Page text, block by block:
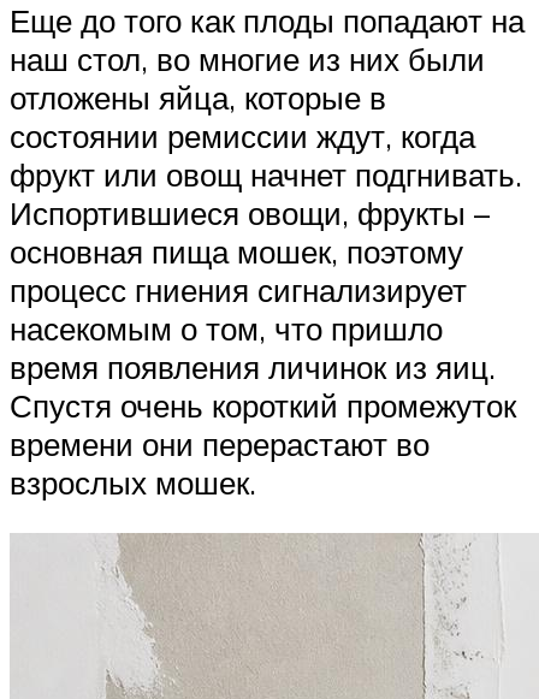
Еще до того как плоды попадают на
наш стол, во многие из них были
отложены яйца, которые в
состоянии ремиссии ждут, когда
фрукт или овощ начнет подгнивать.
Испортившиеся овощи, фрукты –
основная пища мошек, поэтому
процесс гниения сигнализирует
насекомым о том, что пришло
время появления личинок из яиц.
Спустя очень короткий промежуток
времени они перерастают во
взрослых мошек.